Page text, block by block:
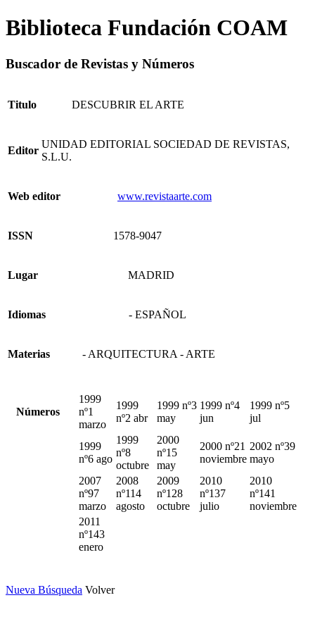
Biblioteca Fundación COAM
Buscador de Revistas y Números
Titulo DESCUBRIR EL ARTE
Editor
UNIDAD EDITORIAL SOCIEDAD DE REVISTAS,
S.L.U.
Web editor www.revistaarte.com
ISSN 1578-9047
Lugar MADRID
Idiomas - ESPAÑOL
Materias - ARQUITECTURA - ARTE
Números
1999
nº1
marzo
1999
nº2 abr
1999 nº3
may
1999 nº4
jun
1999 nº5
jul
1999
nº6 ago
1999
nº8
octubre
2000
nº15
may
2000 nº21
noviembre
2002 nº39
mayo
2007
nº97
marzo
2008
nº114
agosto
2009
nº128
octubre
2010
nº137
julio
2010
nº141
noviembre
2011
nº143
enero
Nueva Búsqueda Volver